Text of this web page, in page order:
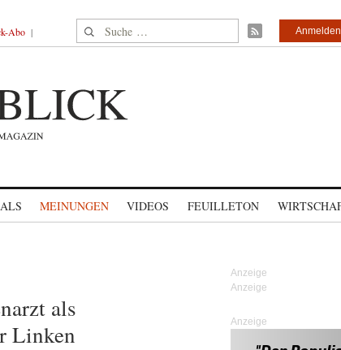
Abo Suche nach: Anmelden
MEINUNGEN VIDEOS FEUILLETON
als
Linken
Anzeige